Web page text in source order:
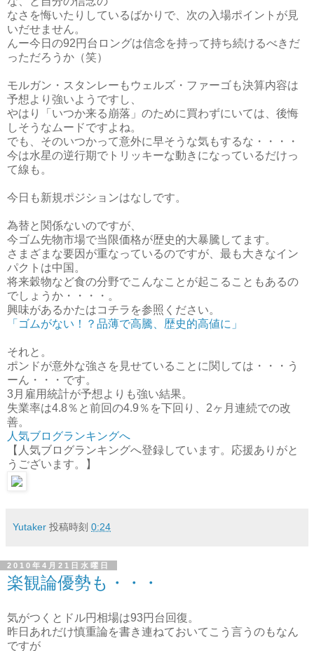
なさを悔いたりしているばかりで、次の入場ポイントが見
いだせません。
んー今日の92円台ロングは信念を持って持ち続けるべきだ
っただろうか（笑）
モルガン・スタンレーもウェルズ・ファーゴも決算内容は
予想より強いようですし、
やはり「いつか来る崩落」のために買わずにいては、後悔
しそうなムードですよね。
でも、そのいつかって意外に早そうな気もするな・・・・
今は水星の逆行期でトリッキーな動きになっているだけっ
て線も。
今日も新規ポジションはなしです。
為替と関係ないのですが、
今ゴム先物市場で当限価格が歴史的大暴騰してます。
さまざまな要因が重なっているのですが、最も大きなイン
パクトは中国。
将来穀物など食の分野でこんなことが起こることもあるの
でしょうか・・・・。
興味があるかたはコチラを参照ください。
「ゴムがない！？品薄で高騰、歴史的高値に」
それと。
ポンドが意外な強さを見せていることに関しては・・・う
ーん・・・です。
3月雇用統計が予想よりも強い結果。
失業率は4.8％と前回の4.9％を下回り、2ヶ月連続での改
善。
人気ブログランキングへ
【人気ブログランキングへ登録しています。応援ありがと
うございます。】
Yutaker 投稿時刻 0:24
2010年4月21日水曜日
楽観論優勢も・・・
気がつくとドル円相場は93円台回復。
昨日あれだけ慎重論を書き連ねておいてこう言うのもなん
ですが